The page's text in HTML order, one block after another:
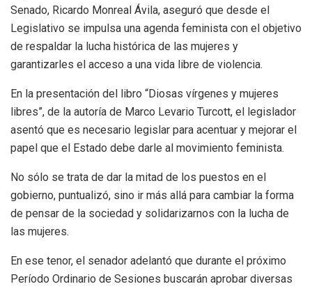
Senado, Ricardo Monreal Ávila, aseguró que desde el
Legislativo se impulsa una agenda feminista con el objetivo
de respaldar la lucha histórica de las mujeres y
garantizarles el acceso a una vida libre de violencia.
En la presentación del libro “Diosas vírgenes y mujeres
libres”, de la autoría de Marco Levario Turcott, el legislador
asentó que es necesario legislar para acentuar y mejorar el
papel que el Estado debe darle al movimiento feminista.
No sólo se trata de dar la mitad de los puestos en el
gobierno, puntualizó, sino ir más allá para cambiar la forma
de pensar de la sociedad y solidarizarnos con la lucha de
las mujeres.
En ese tenor, el senador adelantó que durante el próximo
Período Ordinario de Sesiones buscarán aprobar diversas